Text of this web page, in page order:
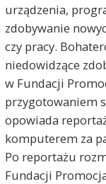
urządzenia,
zdobywanie
czy pracy.
niedowidzące
w Fundacji
przygotowaniem
opowiada
komputerem za
Po reportażu
Fundacji